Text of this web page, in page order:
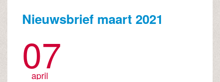
Nieuwsbrief maart 2021
07
april